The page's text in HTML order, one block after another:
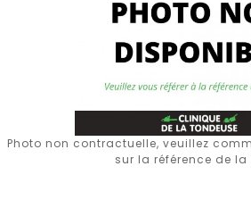
Photo non contractuelle, veuillez
sur la référence de la